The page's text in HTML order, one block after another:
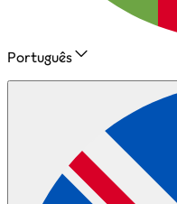
Português